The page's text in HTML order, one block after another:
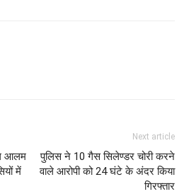
आलम
में
Next article
पुलिस ने 10 गैस सिलेण्डर चोरी करने
वाले आरोपी को 24 घंटे के अंदर किया
गिरफ्तार